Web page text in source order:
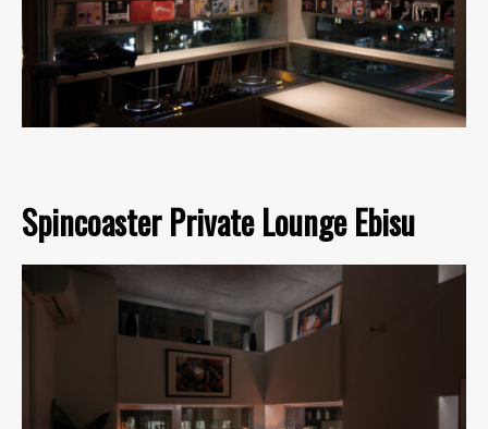
Spincoaster Private Lounge Ebisu